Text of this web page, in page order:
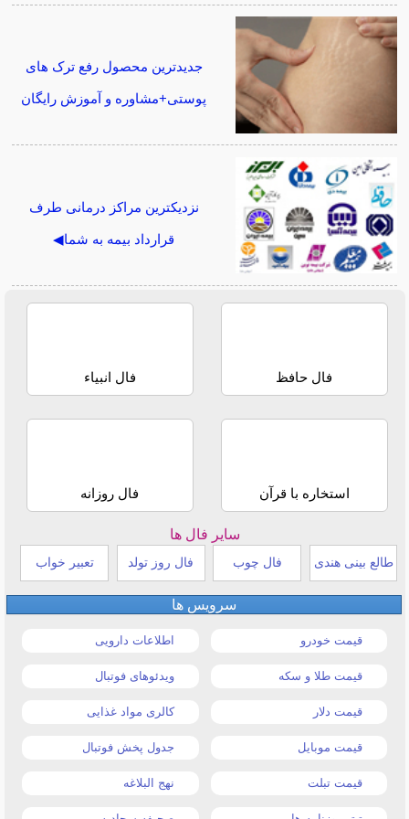
جدیدترین محصول رفع ترک های
پوستی+مشاوره و آموزش رایگان
نزدیکترین مراکز درمانی طرف
قرارداد بیمه به شما◀
فال حافظ فال انبیاء
استخاره با قرآن فال روزانه
سایر فال ها
طالع بینی هندی فال چوب فال روز تولد تعبیر خواب
سرویس ها
قیمت خودرو اطلاعات دارویی
قیمت طلا و سکه ویدئوهای فوتبال
قیمت دلار کالری مواد غذایی
قیمت موبایل جدول پخش فوتبال
قیمت تبلت نهج البلاغه